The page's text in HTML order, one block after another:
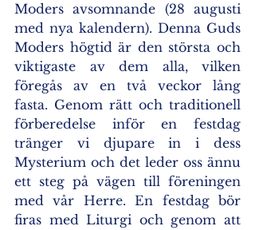
Moders avsomnande (28 augusti
med nya kalendern). Denna Guds
Moders högtid är den största och
viktigaste av dem alla, vilken
föregås av en två veckor lång
fasta. Genom rätt och traditionell
förberedelse inför en festdag
tränger vi djupare in i dess
Mysterium och det leder oss ännu
ett steg på vägen till föreningen
med vår Herre. En festdag bör
firas med Liturgi och genom att